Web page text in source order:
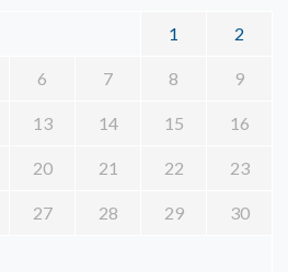
1 2
6 7 8 9
13 14 15 16
20 21 22 23
27 28 29 30